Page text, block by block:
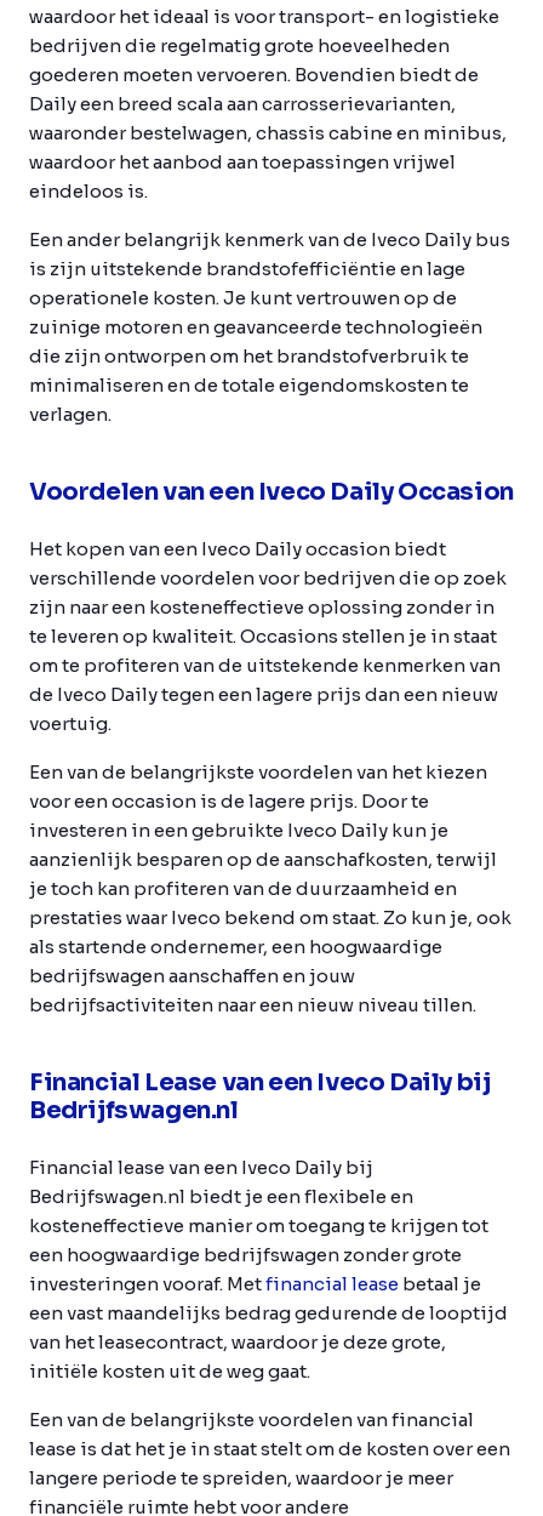
waardoor het ideaal is voor transport- en logistieke
bedrijven die regelmatig grote hoeveelheden
goederen moeten vervoeren. Bovendien biedt de
Daily een breed scala aan carrosserievarianten,
waaronder bestelwagen, chassis cabine en minibus,
waardoor het aanbod aan toepassingen vrijwel
eindeloos is.
Een ander belangrijk kenmerk van de Iveco Daily bus
is zijn uitstekende brandstofefficiëntie en lage
operationele kosten. Je kunt vertrouwen op de
zuinige motoren en geavanceerde technologieën
die zijn ontworpen om het brandstofverbruik te
minimaliseren en de totale eigendomskosten te
verlagen.
Voordelen van een Iveco Daily Occasion
Het kopen van een Iveco Daily occasion biedt
verschillende voordelen voor bedrijven die op zoek
zijn naar een kosteneffectieve oplossing zonder in
te leveren op kwaliteit. Occasions stellen je in staat
om te profiteren van de uitstekende kenmerken van
de Iveco Daily tegen een lagere prijs dan een nieuw
voertuig.
Een van de belangrijkste voordelen van het kiezen
voor een occasion is de lagere prijs. Door te
investeren in een gebruikte Iveco Daily kun je
aanzienlijk besparen op de aanschafkosten, terwijl
je toch kan profiteren van de duurzaamheid en
prestaties waar Iveco bekend om staat. Zo kun je, ook
als startende ondernemer, een hoogwaardige
bedrijfswagen aanschaffen en jouw
bedrijfsactiviteiten naar een nieuw niveau tillen.
Financial Lease van een Iveco Daily bij
Bedrijfswagen.nl
Financial lease van een Iveco Daily bij
Bedrijfswagen.nl biedt je een flexibele en
kosteneffectieve manier om toegang te krijgen tot
een hoogwaardige bedrijfswagen zonder grote
investeringen vooraf. Metfinancial lease betaal je
een vast maandelijks bedrag gedurende de looptijd
van het leasecontract, waardoor je deze grote,
initiële kosten uit de weg gaat.
Een van de belangrijkste voordelen van financial
lease is dat het je in staat stelt om de kosten over een
langere periode te spreiden, waardoor je meer
financiële ruimte hebt voor andere